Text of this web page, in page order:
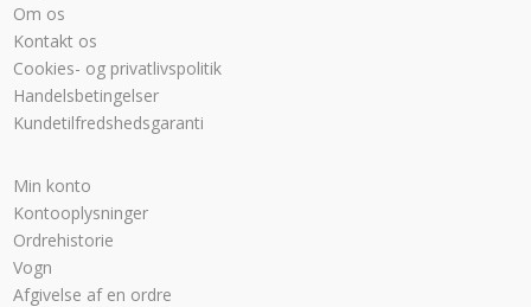
Om os
Kontakt os
Cookies- og privatlivspolitik
Handelsbetingelser
Kundetilfredshedsgaranti
Min konto
Kontooplysninger
Ordrehistorie
Vogn
Afgivelse af en ordre